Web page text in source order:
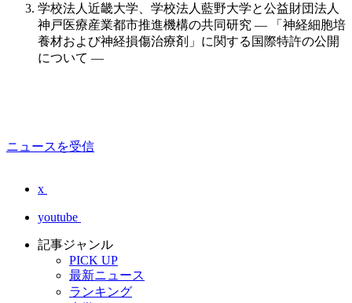
学校法人近畿大学、学校法人藍野大学と公益財団法人
神戸医療産業都市推進機構の共同研究 — 「神経細胞培
養材および神経損傷治療剤」に関する国際特許の公開
について —
ニュースを受信
x
youtube
記事ジャンル
PICK UP
最新ニュース
ランキング